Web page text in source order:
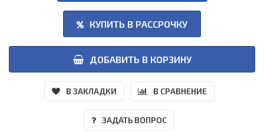
КУПИТЬ В РАССРОЧКУ
ДОБАВИТЬ В КОРЗИНУ
В ЗАКЛАДКИ В СРАВНЕНИЕ
ЗАДАТЬ ВОПРОС